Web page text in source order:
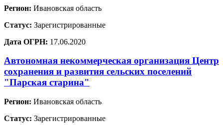
Регион: Ивановская область
Статус: Зарегистрированные
Дата ОГРН: 17.06.2020
Автономная некоммерческая организация Центр
сохранения и развития сельских поселений
"Парская старина"
Регион: Ивановская область
Статус: Зарегистрированные